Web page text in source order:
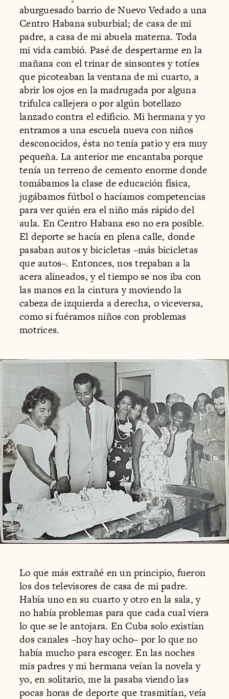
aburguesado barrio de Nuevo Vedado a una
Centro Habana suburbial; de casa de mi
padre, a casa de mi abuela materna. Toda
mi vida cambió. Pasé de despertarme en la
mañana con el trinar de sinsontes y totíes
que picoteaban la ventana de mi cuarto, a
abrir los ojos en la madrugada por alguna
trifulca callejera o por algún botellazo
lanzado contra el edificio. Mi hermana y yo
entramos a una escuela nueva con niños
desconocidos, ésta no tenía patio y era muy
pequeña. La anterior me encantaba porque
tenía un terreno de cemento enorme donde
tomábamos la clase de educación física,
jugábamos fútbol o hacíamos competencias
para ver quién era el niño más rápido del
aula. En Centro Habana eso no era posible.
El deporte se hacía en plena calle, donde
pasaban autos y bicicletas –más bicicletas
que autos–. Entonces, nos trepaban a la
acera alineados, y el tiempo se nos iba con
las manos en la cintura y moviendo la
cabeza de izquierda a derecha, o viceversa,
como si fuéramos niños con problemas
motrices.
Lo que más extrañé en un principio, fueron
los dos televisores de casa de mi padre.
Había uno en su cuarto y otro en la sala, y
no había problemas para que cada cual viera
lo que se le antojara. En Cuba solo existían
dos canales –hoy hay ocho– por lo que no
había mucho para escoger. En las noches
mis padres y mi hermana veían la novela y
yo, en solitario, me la pasaba viendo las
pocas horas de deporte que trasmitían, veía